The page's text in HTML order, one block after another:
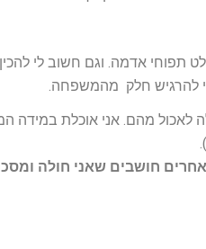
תפוחי אדמה. וגם חשוב לי
להרגיש חלק מהמשפחה.
לאכול מהם. אני אוכלת במידה
חושבים שאני חולה